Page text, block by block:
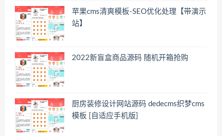
苹果cms清爽模板-SEO优化处理【带演示
站】
2022新盲盒商品源码 随机开箱抢购
厨房装修设计网站源码 dedecms织梦cms
模板 [自适应手机版]